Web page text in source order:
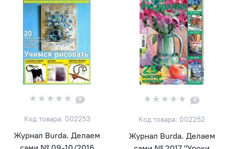
0
Код товара: 002253
Журнал Burda. Делаем
0
Код товара: 002252
Журнал Burda. Делаем